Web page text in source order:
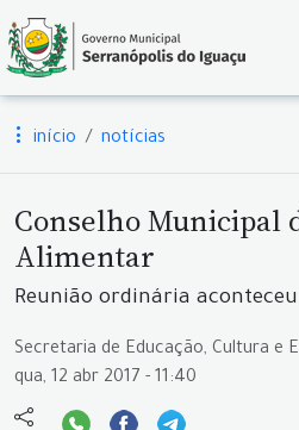
início notícias
Conselho Municipal
Alimentar
Reunião ordinária
Secretaria de Educação, Cultura e
qua, 12 abr 2017 - 11:40